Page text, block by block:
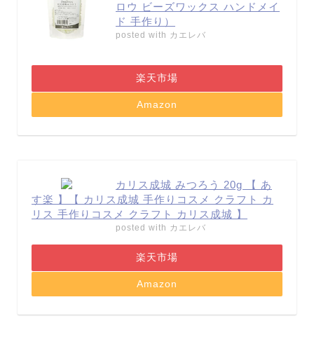
ロウ ビーズワックス ハンドメイ
ド 手作り）
posted with カエレバ
楽天市場
Amazon
カリス成城 みつろう 20g 【 あ
す楽 】【 カリス成城 手作りコスメ クラフト カ
リス 手作りコスメ クラフト カリス成城 】
posted with カエレバ
楽天市場
Amazon